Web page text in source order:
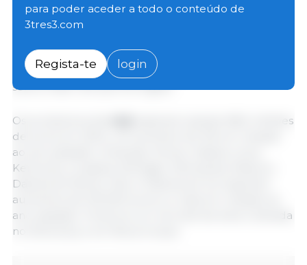
onde foram efectuadas previsões. Illinois, Indiana,
Iowa, Minnesota, Missouri, Ohio, Dakota do Sul e
em relação ao ano passado. Caso se concretize, a
área plantada com milho no Arizona e no Oregon
será a maior de que há registo.
Os produtores de
esperam plantar 86,5 milhões
de acres em 2024, um aumento de 3% em relação
ao ano passado. Arkansas, Illinois, Indiana, Iowa,
Kentucky, Louisiana, Michigan, Minnesota, Missouri,
Dakota do Norte, Ohio e Dakota do Sul esperam
aumentos de 100.000 acres ou mais em relação ao
ano passado. Prevê-se um recorde de área cultivada
no Kentucky e em Nova Iorque.
para poder aceder a todo o conteúdo de
3tres3.com
Regista-te login